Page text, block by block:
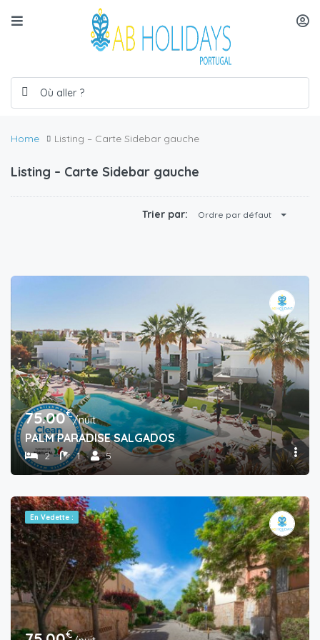
Home Listing – Carte Sidebar gauche
Listing – Carte Sidebar gauche
Trier par: Ordre par défaut
50.00 /Night
Apartamento 1 Bela Vista
75.00€/nuit
PALM PARADISE SALGADOS
2 1 5
En Vedette :
€